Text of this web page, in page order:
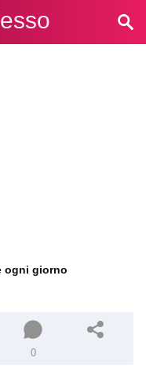
ogni giorno
0